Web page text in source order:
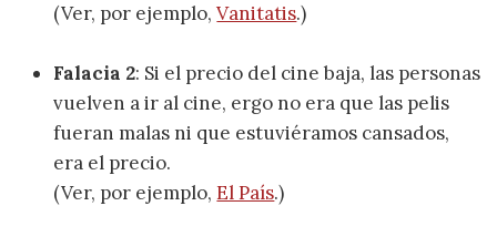
(Ver, por ejemplo,Vanitatis.)
Falacia 2: Si el precio del cine baja, las personas
vuelven a ir al cine, ergo no era que las pelis
fueran malas ni que estuviéramos cansados,
era el precio.
(Ver, por ejemplo,El País.)